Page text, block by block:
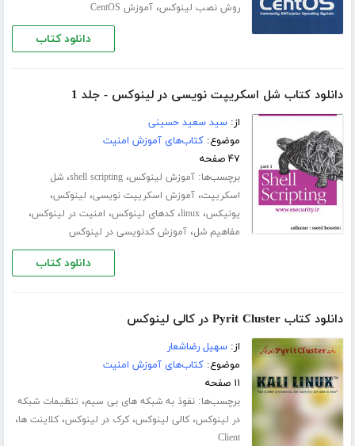
روش نصب لینوکس،آموزش CentOS
دانلود کتاب
دانلود کتاب شل اسکریپت نویسی در لینوکس - جلد 1
از:سید سعید حسینی
موضوع:کتاب‌های آموزش امنیت
۴۷ صفحه
برچسب‌ها:آموزش لینوکس،shell scripting،شل
اسکریپت،آموزش اسکریپت نویسی، لینوکس،
یونیکس،linux،کدهای لینوکس، امنیت در لینوکس،
مفاهیم شل،آموزش کدنویسی در لینوکس
دانلود کتاب
دانلود کتاب Pyrit Cluster در کالی لینوکس
از:سهیل رضاشعار
موضوع:کتاب‌های آموزش امنیت
۱۱ صفحه
برچسب‌ها:نفوذ به شبکه های بی سیم، تنظیمات شبکه
در لینوکس،کالی لینوکس،کرک در لینوکس،کلاینت ها،
Client